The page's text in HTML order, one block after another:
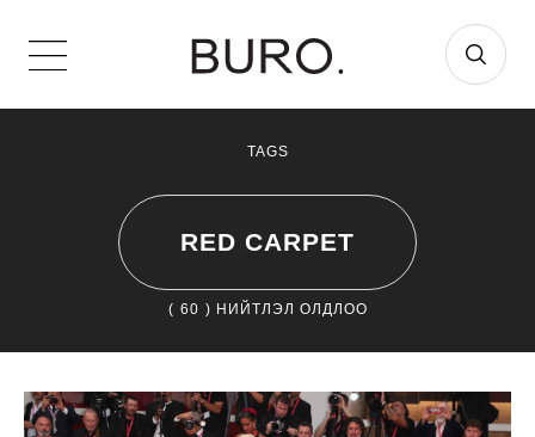
TAGS
RED CARPET
( 60 ) НИЙТЛЭЛ ОЛДЛОО